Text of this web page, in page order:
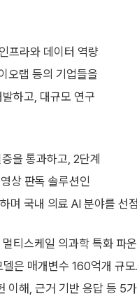
프라와 데이터 역량
오랩 등의 기업들을
하고, 대규모 연구
을 통과하고, 2단계
상 판독 솔루션인
며 국내 의료 AI 분야를 선
티스케일 의과학 특화 파
은 매개변수 160억개 규
이해, 근거 기반 응답 등 5